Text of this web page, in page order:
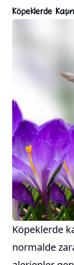
Köpeklerde
Köpeklerde
normalde